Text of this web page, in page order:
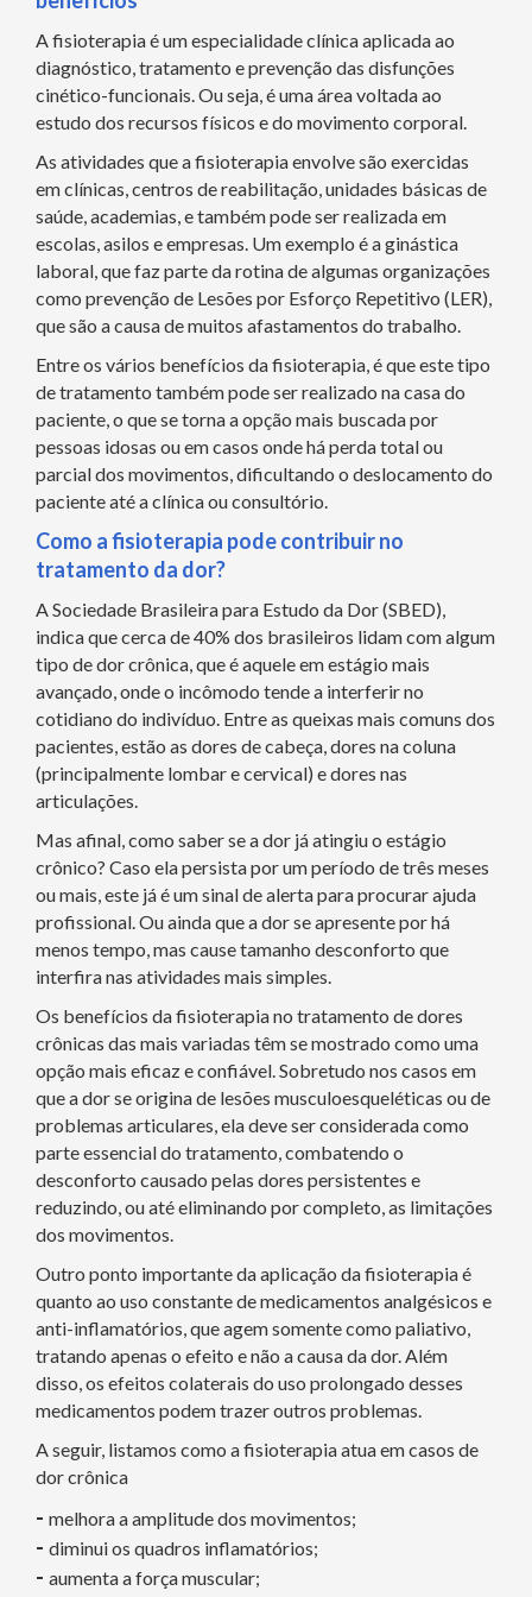
A fisioterapia é um especialidade clínica aplicada ao
diagnóstico, tratamento e prevenção das disfunções
cinético-funcionais. Ou seja, é uma área voltada ao
estudo dos recursos físicos e do movimento corporal.
As atividades que a fisioterapia envolve são exercidas
em clínicas, centros de reabilitação, unidades básicas de
saúde, academias, e também pode ser realizada em
escolas, asilos e empresas. Um exemplo é a ginástica
laboral, que faz parte da rotina de algumas organizações
como prevenção de Lesões por Esforço Repetitivo (LER),
que são a causa de muitos afastamentos do trabalho.
Entre os vários benefícios da fisioterapia, é que este tipo
de tratamento também pode ser realizado na casa do
paciente, o que se torna a opção mais buscada por
pessoas idosas ou em casos onde há perda total ou
parcial dos movimentos, dificultando o deslocamento do
paciente até a clínica ou consultório.
Como a fisioterapia pode contribuir no
tratamento da dor?
A Sociedade Brasileira para Estudo da Dor (SBED),
indica que cerca de 40% dos brasileiros lidam com algum
tipo de dor crônica, que é aquele em estágio mais
avançado, onde o incômodo tende a interferir no
cotidiano do indivíduo. Entre as queixas mais comuns dos
pacientes, estão as dores de cabeça, dores na coluna
(principalmente lombar e cervical) e dores nas
articulações.
Mas afinal, como saber se a dor já atingiu o estágio
crônico? Caso ela persista por um período de três meses
ou mais, este já é um sinal de alerta para procurar ajuda
profissional. Ou ainda que a dor se apresente por há
menos tempo, mas cause tamanho desconforto que
interfira nas atividades mais simples.
Os benefícios da fisioterapia no tratamento de dores
crônicas das mais variadas têm se mostrado como uma
opção mais eficaz e confiável. Sobretudo nos casos em
que a dor se origina de lesões musculoesqueléticas ou de
problemas articulares, ela deve ser considerada como
parte essencial do tratamento, combatendo o
desconforto causado pelas dores persistentes e
reduzindo, ou até eliminando por completo, as limitações
dos movimentos.
Outro ponto importante da aplicação da fisioterapia é
quanto ao uso constante de medicamentos analgésicos e
anti-inflamatórios, que agem somente como paliativo,
tratando apenas o efeito e não a causa da dor. Além
disso, os efeitos colaterais do uso prolongado desses
medicamentos podem trazer outros problemas.
A seguir, listamos como a fisioterapia atua em casos de
dor crônica
- melhora a amplitude dos movimentos;
- diminui os quadros inflamatórios;
- aumenta a força muscular;